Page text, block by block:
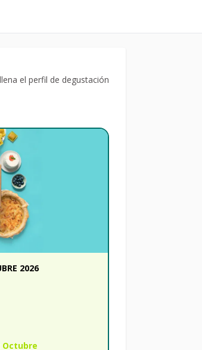
el perfil de degustación
2026
Octubre